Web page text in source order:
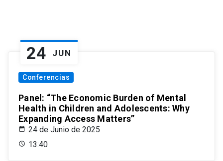
24 JUN
Conferencias
Panel: “The Economic Burden of Mental
Health in Children and Adolescents: Why
Expanding Access Matters”
24 de Junio de 2025
13:40